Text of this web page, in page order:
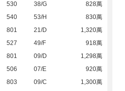
530 38/G
828萬
540 53/H
830萬
801 21/D
1,320萬
527 49/F
918萬
801 09/D
1,298萬
506 07/E
920萬
803 09/C
1,300萬